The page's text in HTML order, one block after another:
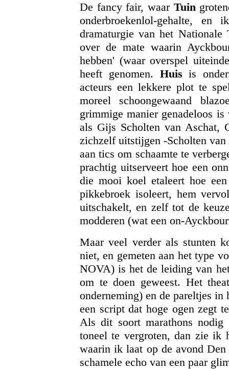
De fancy fair, waar Tuin
onderbroekenlol-gehalte,
dramaturgie van het Nationale
over de mate waarin
hebben' (waar overspel
heeft genomen. Huis is
acteurs een lekkere plot te
moreel schoongewaand
grimmige manier genadeloos
als Gijs Scholten van Aschat,
zichzelf uitstijgen -Scholten
aan tics om schaamte te
prachtig uitserveert hoe een
die mooi koel etaleert hoe
pikkebroek isoleert, hem
uitschakelt, en zelf tot de
modderen (wat een on-
Maar veel verder als stunten
niet, en gemeten aan het type
NOVA) is het de leiding van
om te doen geweest. Het
onderneming) en de pareltjes
een script dat hoge ogen zegt
Als dit soort marathons
toneel te vergroten, dan zie ik
waarin ik laat op de avond
schamele echo van een paar